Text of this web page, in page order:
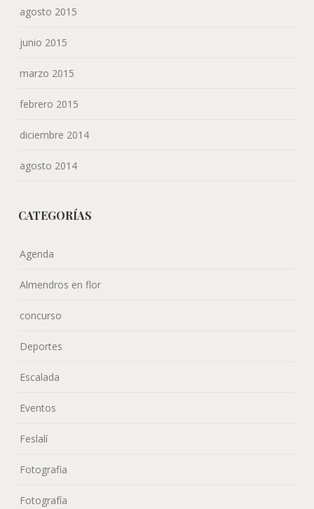
agosto 2015
junio 2015
marzo 2015
febrero 2015
diciembre 2014
agosto 2014
CATEGORÍAS
Agenda
Almendros en flor
concurso
Deportes
Escalada
Eventos
Feslalí
Fotografia
Fotografía